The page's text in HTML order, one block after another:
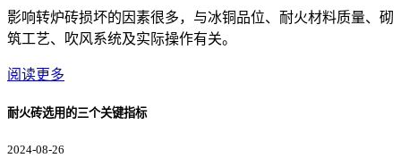
影响转炉砖损坏的因素很多，与冰铜品位、耐火材料质量、砌
筑工艺、吹风系统及实际操作有关。
阅读更多
耐火砖选用的三个关键指标
2024-08-26